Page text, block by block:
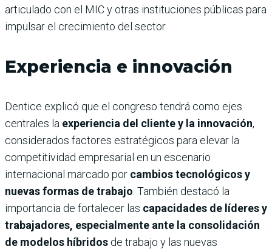
articulado con el MIC y otras instituciones públicas para
impulsar el crecimiento del sector.
Experiencia e innovación
Dentice explicó que el congreso tendrá como ejes
centrales la experiencia del cliente y la innovación,
considerados factores estratégicos para elevar la
competitividad empresarial en un escenario
internacional marcado por cambios tecnológicos y
nuevas formas de trabajo. También destacó la
importancia de fortalecer las capacidades de líderes y
trabajadores, especialmente ante la consolidación
de modelos híbridos de trabajo y las nuevas